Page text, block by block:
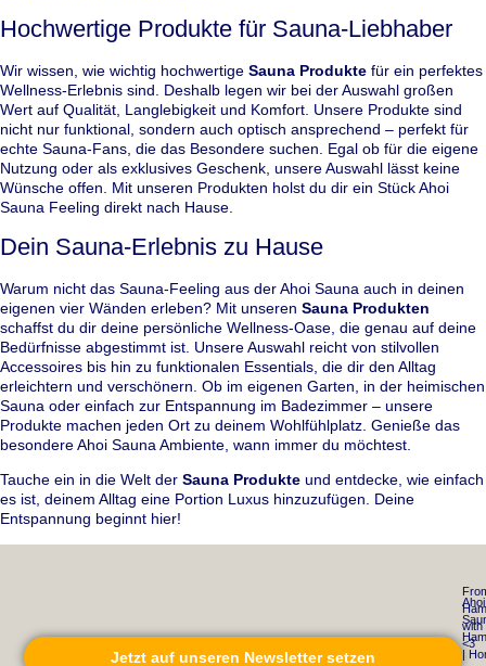
Hochwertige Produkte für Sauna-Liebhaber
Wir wissen, wie wichtig hochwertige Sauna Produkte für ein perfektes
Wellness-Erlebnis sind. Deshalb legen wir bei der Auswahl großen
Wert auf Qualität, Langlebigkeit und Komfort. Unsere Produkte sind
nicht nur funktional, sondern auch optisch ansprechend – perfekt für
echte Sauna-Fans, die das Besondere suchen. Egal ob für die eigene
Nutzung oder als exklusives Geschenk, unsere Auswahl lässt keine
Wünsche offen. Mit unseren Produkten holst du dir ein Stück Ahoi
Sauna Feeling direkt nach Hause.
Dein Sauna-Erlebnis zu Hause
Warum nicht das Sauna-Feeling aus der Ahoi Sauna auch in deinen
eigenen vier Wänden erleben? Mit unseren Sauna Produkten
schaffst du dir deine persönliche Wellness-Oase, die genau auf deine
Bedürfnisse abgestimmt ist. Unsere Auswahl reicht von stilvollen
Accessoires bis hin zu funktionalen Essentials, die dir den Alltag
erleichtern und verschönern. Ob im eigenen Garten, in der heimischen
Sauna oder einfach zur Entspannung im Badezimmer – unsere
Produkte machen jeden Ort zu deinem Wohlfühlplatz. Genieße das
besondere Ahoi Sauna Ambiente, wann immer du möchtest.
Tauche ein in die Welt der Sauna Produkte und entdecke, wie einfach
es ist, deinem Alltag eine Portion Luxus hinzuzufügen. Deine
Entspannung beginnt hier!
Jetzt auf unseren Newsletter setzen
with
<3
Ahoi
|